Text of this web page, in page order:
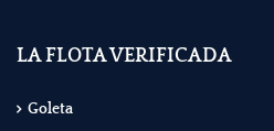
LA FLOTA VERIFICADA
Goleta